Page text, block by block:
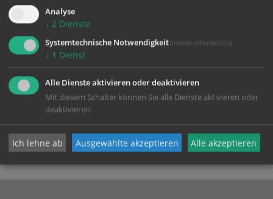
Bitte akzeptieren Sie
die Seite neu
zurück
Analyse
↓ 2 Dienste
Systemtechnische Notwendigkeit (immer erforderlich)
↓ 1 Dienst
Alle Dienste aktivieren oder deaktivieren
Mit diesem Schalter können Sie alle Dienste aktivieren oder
deaktivieren.
Ich lehne ab Ausgewählte akzeptieren Alle akzeptieren